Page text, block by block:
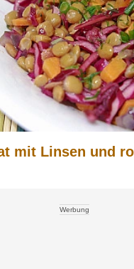
mit Linsen und
Werbung